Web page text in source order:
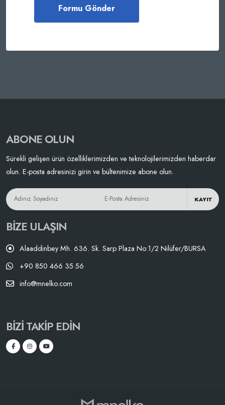
ABONE OLUN
Sürekli gelişen ürün özelliklerimizden ve teknolojilerimizden haberdar
olun. E-posta adresinizi girin ve bültenimize abone olun.
KAYIT
BIZE ULAŞIN
Alaaddinbey Mh. 636. Sk. Sarp Plaza No:1/2 Nilüfer/BURSA
+90 850 466 35 56
info@mnelko.com
BIZI TAKIP EDIN